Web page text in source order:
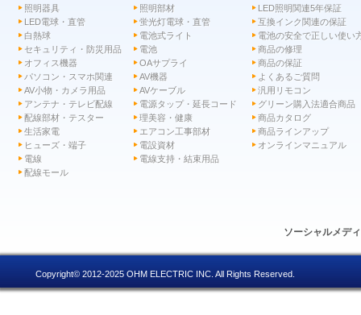
照明器具
照明部材
LED電球・直管
蛍光灯電球・直管
白熱球
電池式ライト
セキュリティ・防災用品
電池
オフィス機器
OAサプライ
パソコン・スマホ関連
AV機器
AV小物・カメラ用品
AVケーブル
アンテナ・テレビ配線
電源タップ・延長コード
配線部材・テスター
理美容・健康
生活家電
エアコン工事部材
ヒューズ・端子
電設資材
電線
電線支持・結束用品
配線モール
LED照明関連5年保証
互換インク関連の保証
電池の安全で正しい使い
商品の修理
商品の保証
よくあるご質問
汎用リモコン
グリーン購入法適合商品
商品カタログ
商品ラインアップ
オンラインマニュアル
ソーシャルメデ
Copyright© 2012-2025 OHM ELECTRIC INC. All Rights Reserved.